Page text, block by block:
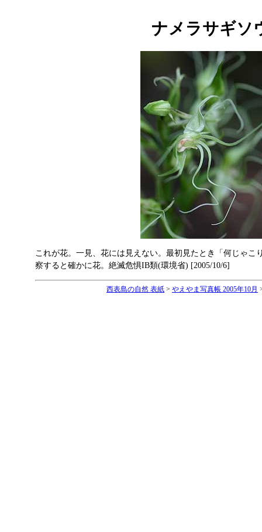
ナメラサギソ
これが花。一見、花には見えない。最初見たとき「何じゃこ
察すると確かに花。絶滅危惧IB類(環境省) [2005/10/6]
西表島の自然 表紙 > やえやま写真帳 2005年10月